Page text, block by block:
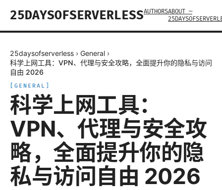
25DAYSOFSERVERLESSAUTHORSABOUT —
25daysofserverless › General ›
科学上网工具：VPN、代理与安全攻略，全面提升你的隐私与访问
自由 2026
GENERAL
科学上网工具：
VPN、代理与安全攻
略，全面提升你的隐
私与访问自由 2026